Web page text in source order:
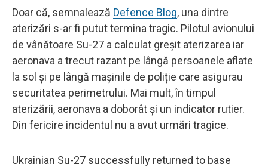
Doar că, semnalează Defence Blog, una dintre
aterizări s-ar fi putut termina tragic. Pilotul avionului
de vânătoare Su-27 a calculat greșit aterizarea iar
aeronava a trecut razant pe lângă persoanele aflate
la sol și pe lângă mașinile de poliție care asigurau
securitatea perimetrului. Mai mult, în timpul
aterizării, aeronava a doborât și un indicator rutier.
Din fericire incidentul nu a avut urmări tragice.
Ukrainian Su-27 successfully returned to base